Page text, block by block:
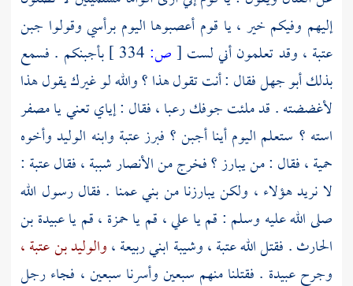
إليهم وفيكم خير ، يا قوم أعصبوها اليوم برأسي وقولوا جبن
عتبة ، وقد تعلمون أني لست [ص:
بأجبنكم . فسمع
بذلكأبو جهلفقال : أنت تقول هذا ؟ والله لو غيرك يقول هذا
لأغضضته . قد ملئت جوفك رعبا ، فقال : إياي تعني يا مصفر
استه ؟ ستعلم اليوم أينا أجبن ؟ فبرزعتبة وابنه الوليدوأخوه
حمية ،فقال : من يبارز ؟ فخرج منالأنصارشببة ،فقالعتبة :
لا نريد هؤلاء ، ولكن يبارزنا من بني عمنا . فقال رسول الله
صلى الله عليه وسلم : قم ياعلي ، قم ياحمزة ،قم ياعبيدة بن
الحارث. فقتل اللهعتبة ،وشيبة ابني ربيعة ،والوليد بن عتبة ،
وجرحعبيدة . فقتلنا منهم سبعين وأسرنا سبعين ، فجاء رجل